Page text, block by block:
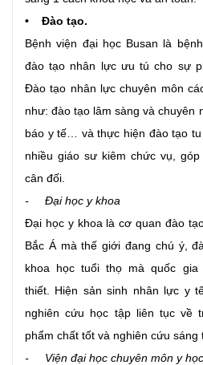
• Đào tạo.
Bệnh viện đại học Busan là
đào tạo nhân lực ưu tú cho sự
Đào tạo nhân lực chuyên môn
như: đào tạo lâm sàng và chuyên
báo y tế… và thực hiện đào tạo
nhiều giáo sư kiêm chức vụ,
cân đối.
- Đại học y khoa
Đại học y khoa là cơ quan đào
Bắc Á mà thế giới đang chú ý,
khoa học tuổi thọ mà quốc
thiết. Hiện sản sinh nhân lực y
nghiên cứu học tập liên tục về
phẩm chất tốt và nghiên cứu sáng
- Viện đại học chuyên môn y